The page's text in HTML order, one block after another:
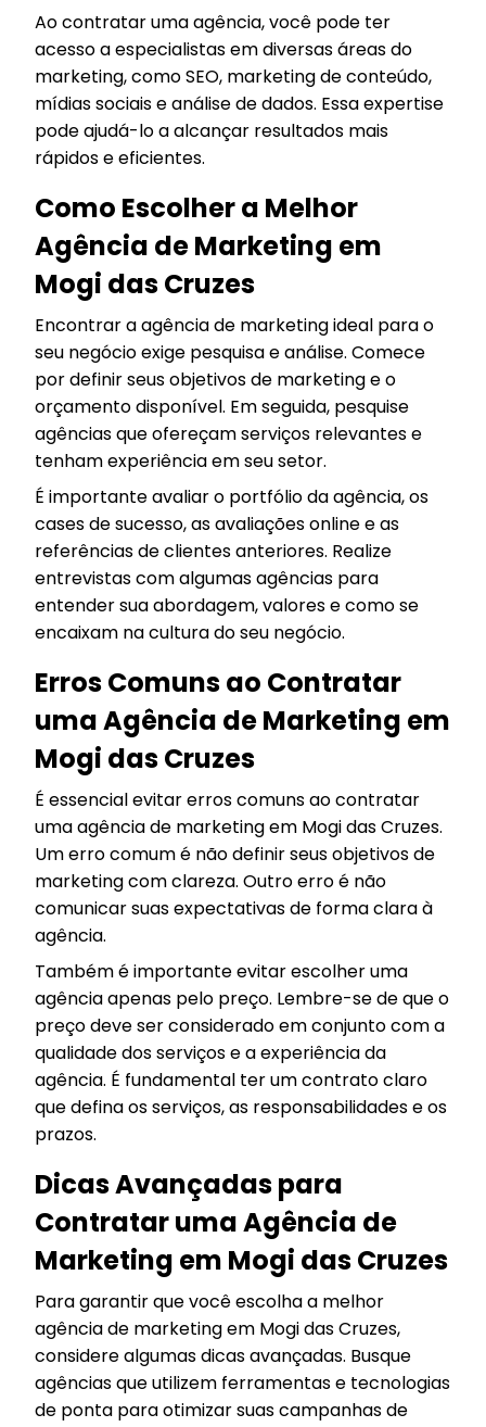
Ao contratar uma agência, você pode ter
acesso a especialistas em diversas áreas do
marketing, como SEO, marketing de conteúdo,
mídias sociais e análise de dados. Essa expertise
pode ajudá-lo a alcançar resultados mais
rápidos e eficientes.
Como Escolher a Melhor
Agência de Marketing em
Mogi das Cruzes
Encontrar a agência de marketing ideal para o
seu negócio exige pesquisa e análise. Comece
por definir seus objetivos de marketing e o
orçamento disponível. Em seguida, pesquise
agências que ofereçam serviços relevantes e
tenham experiência em seu setor.
É importante avaliar o portfólio da agência, os
cases de sucesso, as avaliações online e as
referências de clientes anteriores. Realize
entrevistas com algumas agências para
entender sua abordagem, valores e como se
encaixam na cultura do seu negócio.
Erros Comuns ao Contratar
uma Agência de Marketing em
Mogi das Cruzes
É essencial evitar erros comuns ao contratar
uma agência de marketing em Mogi das Cruzes.
Um erro comum é não definir seus objetivos de
marketing com clareza. Outro erro é não
comunicar suas expectativas de forma clara à
agência.
Também é importante evitar escolher uma
agência apenas pelo preço. Lembre-se de que o
preço deve ser considerado em conjunto com a
qualidade dos serviços e a experiência da
agência. É fundamental ter um contrato claro
que defina os serviços, as responsabilidades e os
prazos.
Dicas Avançadas para
Contratar uma Agência de
Marketing em Mogi das Cruzes
Para garantir que você escolha a melhor
agência de marketing em Mogi das Cruzes,
considere algumas dicas avançadas. Busque
agências que utilizem ferramentas e tecnologias
de ponta para otimizar suas campanhas de